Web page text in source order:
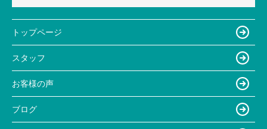
トップページ
スタッフ
お客様の声
ブログ